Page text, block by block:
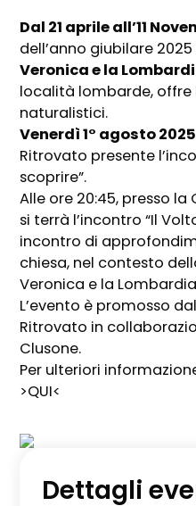
Dal 21 aprile all’11
dell’anno giubilare 2025
Veronica e la
località lombarde,
naturalistici.
Venerdì 1° agosto
Ritrovato presente
scoprire”.
Alle ore 20:45, presso la
si terrà l’incontro “Il
incontro di
chiesa, nel contesto
Veronica e la
L’evento è promosso
Ritrovato in
Clusone.
Per ulteriori
>QUI<
Dettagli